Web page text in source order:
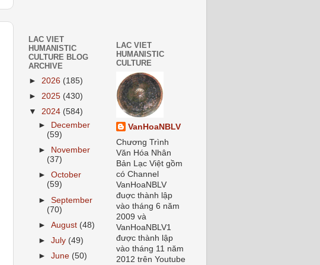
LAC VIET
HUMANISTIC
CULTURE BLOG
ARCHIVE
► 2026 (185)
► 2025 (430)
▼ 2024 (584)
►
December
(59)
►
November
(37)
►October
(59)
►September
(70)
►August (48)
►July (49)
►June (50)
LAC VIET
HUMANISTIC
CULTURE
VanHoaNBLV
Chương Trình
Văn Hóa Nhân
Bản Lạc Việt gồm
có Channel
VanHoaNBLV
đuợc thành lập
vào tháng 6 năm
2009 và
VanHoaNBLV1
được thành lập
vào tháng 11 năm
2012 trên Youtube